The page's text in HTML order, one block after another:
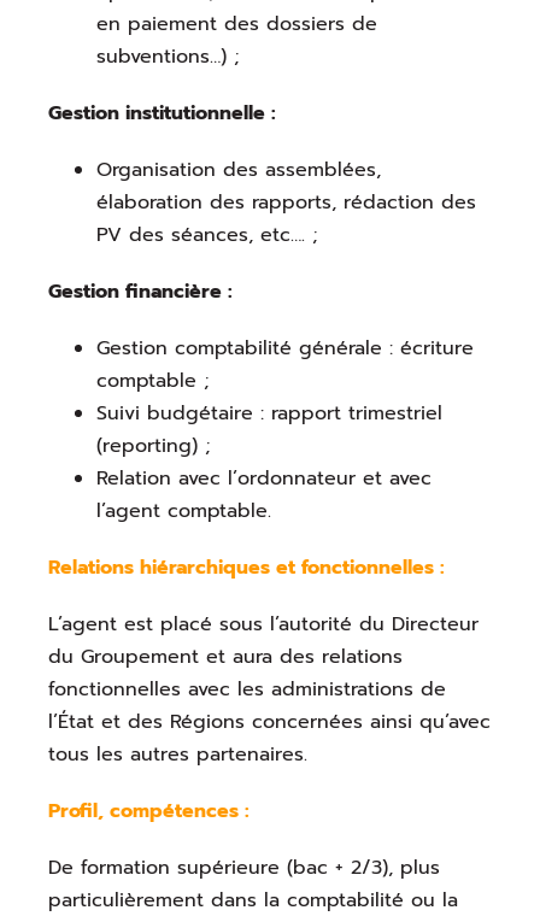
en paiement des dossiers de
subventions…) ;
Gestion institutionnelle :
Organisation des assemblées,
élaboration des rapports, rédaction des
PV des séances, etc…. ;
Gestion financière :
Gestion comptabilité générale : écriture
comptable ;
Suivi budgétaire : rapport trimestriel
(reporting) ;
Relation avec l’ordonnateur et avec
l’agent comptable.
Relations hiérarchiques et fonctionnelles :
L’agent est placé sous l’autorité du Directeur
du Groupement et aura des relations
fonctionnelles avec les administrations de
l’État et des Régions concernées ainsi qu’avec
tous les autres partenaires.
Profil, compétences :
De formation supérieure (bac + 2/3), plus
particulièrement dans la comptabilité ou la